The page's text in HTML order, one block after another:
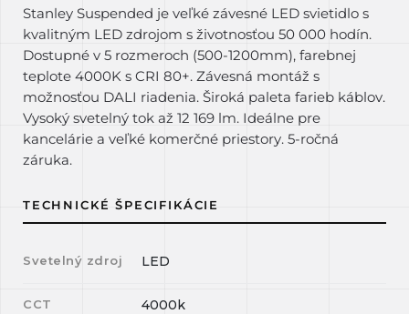
Stanley Suspended je veľké závesné LED svietidlo s
kvalitným LED zdrojom s životnosťou 50 000 hodín.
Dostupné v 5 rozmeroch (500-1200mm), farebnej
teplote 4000K s CRI 80+. Závesná montáž s
možnosťou DALI riadenia. Široká paleta farieb káblov.
Vysoký svetelný tok až 12 169 lm. Ideálne pre
kancelárie a veľké komerčné priestory. 5-ročná
záruka.
TECHNICKÉ ŠPECIFIKÁCIE
Svetelný zdroj LED
CCT 4000k